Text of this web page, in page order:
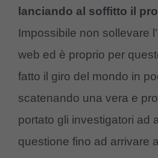
lanciando al soffitto il
Impossibile non sollevare
web ed è proprio per
fatto il giro del mondo in
scatenando una vera e
portato gli investigatori ad
questione fino ad arrivare